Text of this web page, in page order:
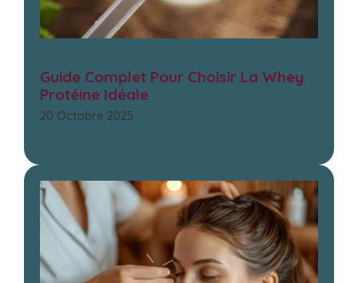
Guide Complet Pour Choisir La Whey
Protéine Idéale
20 Octobre 2025